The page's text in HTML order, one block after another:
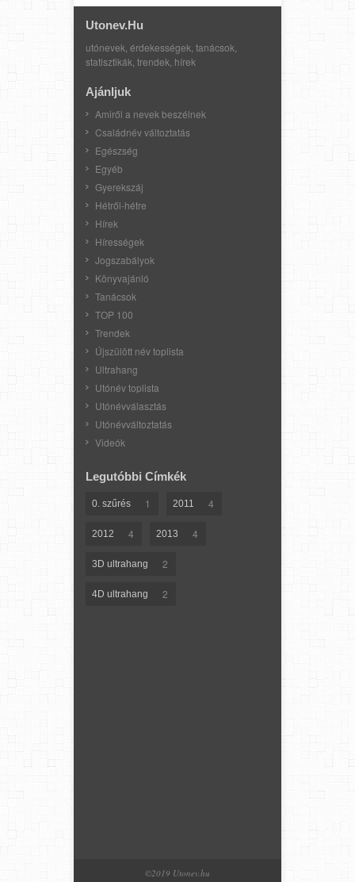
Utonev.hu
utónevek, érdekességek, tanácsok,
statisztikák, trendek, hírek
Ajánljuk
Amiről a nevek beszélnek
Családnév változtatás
Egészség
Egyéb
Gyerekszáj
Hétről-hétre
Hírek
Hírességek
Jogszabályok
Könyvajánló
Tanácsok
TOP 100
Trendek
Újszülött név toplista
Ultrahang
Utónév toplista
Utónévválasztás
Utónévváltoztatás
Videók
Legutóbbi Címkék
0. szűrés 1 2011 4
2012 4 2013 4
3D ultrahang 2
4D ultrahang 2
©2019 Utonev.hu